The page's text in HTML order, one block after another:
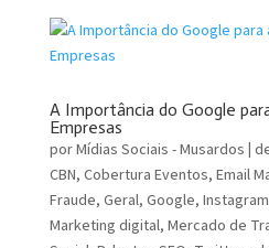
A Importância do Google
Empresas
porMídias Sociais - Musardos |
CBN, Cobertura Eventos, Email
Fraude, Geral, Google, Instagram
Marketing digital, Mercado de